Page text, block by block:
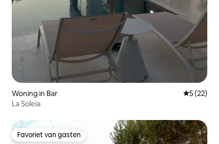
Woning in Bar
5 (22)
La Soleia
Favoriet van gasten
Favoriet van gasten